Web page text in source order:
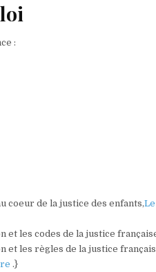
:
coeur de la justice des enfants,
et les codes de la justice
et les règles de la justice
.}